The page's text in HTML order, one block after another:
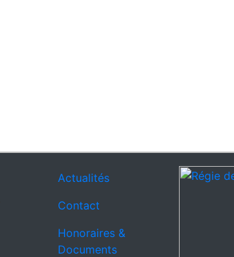
Actualités
Contact
Honoraires &
Documents